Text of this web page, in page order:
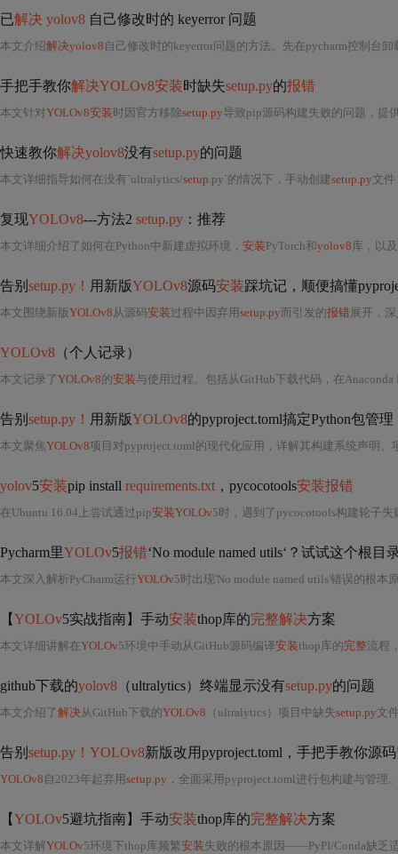
已解决 yolov8 自己修改时的 keyerror 问题
本文介绍解决yolov8 自己修改时的keyerror问题的方法。先在pycharm控制台
手把手教你解决YOLOv8安装时缺失setup.py的报错
本文针对YOLOv8安装 时因官方移除setup.py导致pip源码构建失败的问题，提
快速教你解决yolov8没有setup.py的问题
本文详细指导如何在没有`ultralytics/setup.py`的情况下，手动创建setup.py文件
复现YOLOv8---方法2 setup.py ：推荐
本文详细介绍了如何在Python中新建虚拟环境， 安装PyTorch和yolov8 库，以及如
告别 setup.py！ 用新版YOLOv8源码安装踩坑记，顺便搞懂
本文围绕新版YOLOv8从源码安装过程中因弃用setup.py而引发的报错 展开，深入解析pyproject.toml作为Python现代包管理标准
YOLOv8 （个人记录）
本文记录了YOLOv8的安装与使用过程。包括从GitHub下载代码，在Anaconda
告别 setup.py！ 用新版YOLOv8的pyproject.toml搞定Python包管理
本文聚焦YOLOv8项目对pyproject.toml的现代化应用，详解其构建系统声明、项目元数
yolov5安装pip install requirements.txt ，pycocotools安装报错
在Ubuntu 16.04上尝试通过pip安装YOLOv5时，遇到了pycocotools构建轮子
Pycharm里YOLOv5报错‘No module named utils‘？试试这个根目
本文深入解析PyCharm运行YOLOv5时出现'No module named utils'错误的根本原
【YOLOv5实战指南】手动安装thop库的完整解决方案
本文详细讲解在YOLOv5环境中手动从GitHub源码编译安装thop库的完整流程
github下载的yolov8 （ultralytics）终端显示没有setup.py的问题
本文介绍了解决从GitHub下载的YOLOv8 （ultralytics）项目中缺失setup.py文件的
告别 setup.py！YOLOv8新版改用pyproject.toml，手把手教你源码
YOLOv8 自2023年起弃用setup.py ，全面采用pyproject.toml进行包构建与管理
【YOLOv5避坑指南】手动安装thop库的完整解决方案
本文详解YOLOv5环境下thop库频繁安装失败的根本原因——PyPI/Conda缺乏适配